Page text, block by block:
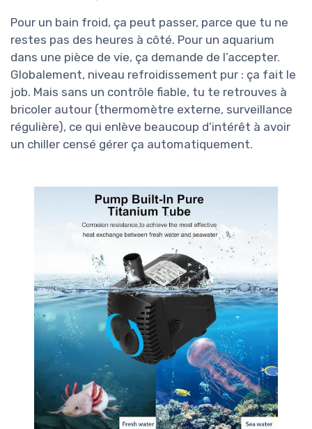
Pour un bain froid, ça peut passer, parce que tu ne
restes pas des heures à côté. Pour un aquarium
dans une pièce de vie, ça demande de l’accepter.
Globalement, niveau refroidissement pur : ça fait le
job. Mais sans un contrôle fiable, tu te retrouves à
bricoler autour (thermomètre externe, surveillance
régulière), ce qui enlève beaucoup d’intérêt à avoir
un chiller censé gérer ça automatiquement.